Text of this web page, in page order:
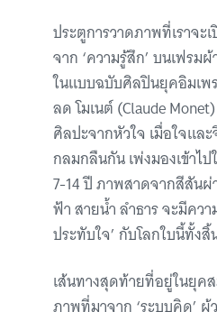
ประตูการวาดภาพที่เราจะ
จาก ‘ความรู้สึก’ บนเฟรม
ในแบบฉบับศิลปินยุคอิมเพ
ลด โมเนต์ (Claude
ศิลปะจากหัวใจ เมื่อใจแล
กลมกลืนกัน เพ่งมองเข้าไ
7-14 ปี ภาพสาดจากสีสัน
ฟ้า สายน้ำ ลำธาร จะมีคว
ประทับใจ’ กับโลกใบนี้ทั้งสิ้
เส้นทางสุดท้ายที่อยู่ในยุค